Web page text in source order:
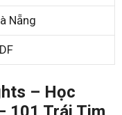
Nẵng
– Học